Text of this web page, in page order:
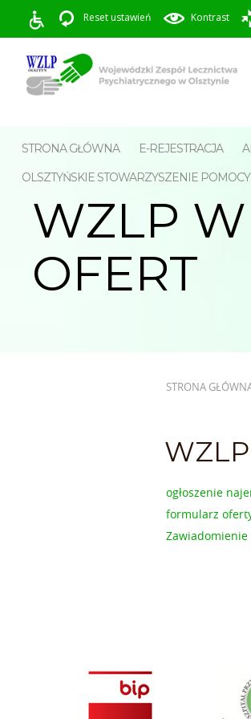
Reset ustawień Kontrast
STRONA GŁÓWNA E-REJESTRACJA
OLSZTYŃSKIE STOWARZYSZENIE
WZLP W
OFERT
STRONA
ogłoszenie
formularz
Zawiadomienie